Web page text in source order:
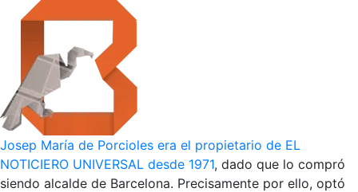
Josep María de Porcioles era el propietario de EL
NOTICIERO UNIVERSAL desde 1971, dado que lo compró
siendo alcalde de Barcelona. Precisamente por ello, optó